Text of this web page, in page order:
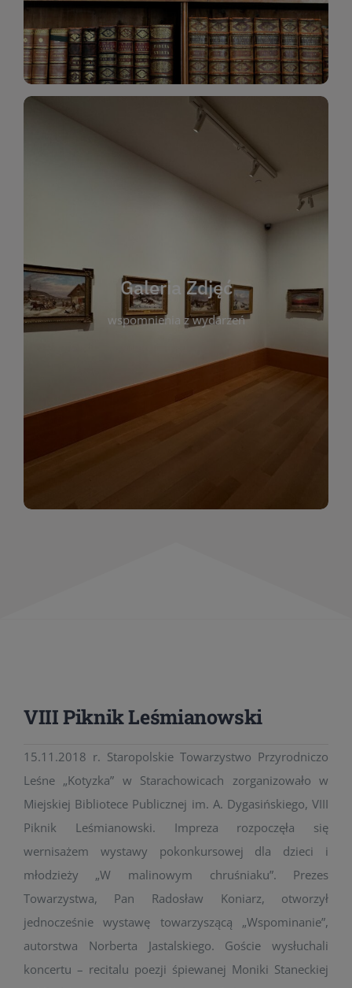
Katalog Zbiorów
Galeria Zdjęć
wspomnienia z wydarzeń
Galeria Zdjęć
wspomnienia z wydarzeń, spotkań i projektów
którym można zobaczyć, jak żyje nasza biblioteka
i jej społeczność. Zdjęcia dokumentują zarówno
uroczyste chwile, jak i codzienne aktywności
czytelników. Regularnie dodajemy nowe galerie,
by każdy mógł powrócić do wyjątkowych
momentów. Zapraszamy do obejrzenia,
wspominania i inspirowania się!
VIII Piknik Leśmianowski
15.11.2018 r. Staropolskie Towarzystwo Przyrodniczo
Leśne „Kotyzka” w Starachowicach zorganizowało w
Miejskiej Bibliotece Publicznej im. A. Dygasińskiego, VIII
Piknik Leśmianowski. Impreza rozpoczęła się
wernisażem wystawy pokonkursowej dla dzieci i
młodzieży „W malinowym chruśniaku”. Prezes
Towarzystwa, Pan Radosław Koniarz, otworzył
jednocześnie wystawę towarzyszącą „Wspominanie”,
autorstwa Norberta Jastalskiego. Goście wysłuchali
koncertu – recitalu poezji śpiewanej Moniki Staneckiej